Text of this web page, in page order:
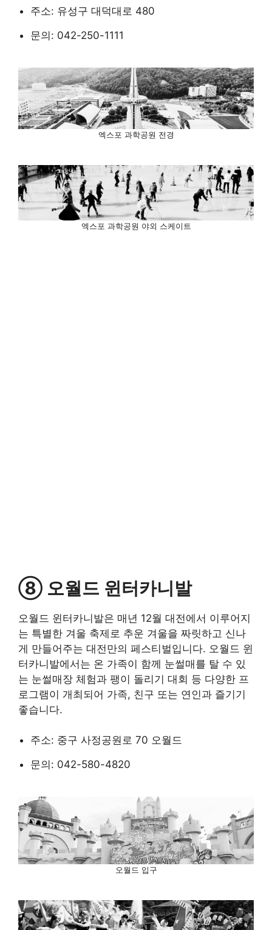
주소: 유성구 대덕대로 480
문의: 042-250-1111
엑스포 과학공원 전경
엑스포 과학공원 야외 스케이트
⑧ 오월드 윈터카니발
오월드 윈터카니발은 매년 12월 대전에서 이루어지
는 특별한 겨울 축제로 추운 겨울을 짜릿하고 신나
게 만들어주는 대전만의 페스티벌입니다. 오월드 윈
터카니발에서는 온 가족이 함께 눈썰매를 탈 수 있
는 눈썰매장 체험과 팽이 돌리기 대회 등 다양한 프
로그램이 개최되어 가족, 친구 또는 연인과 즐기기
좋습니다.
주소: 중구 사정공원로 70 오월드
문의: 042-580-4820
오월드 입구